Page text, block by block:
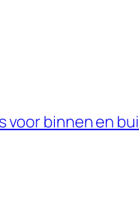
voor binnen en